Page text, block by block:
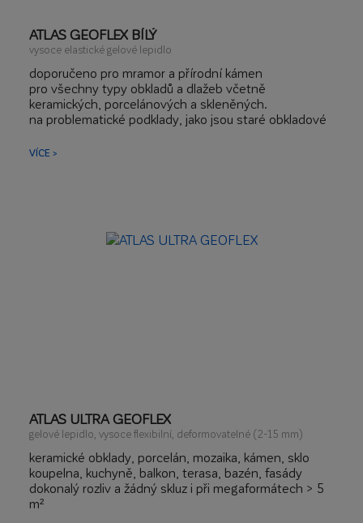
ATLAS GEOFLEX BÍLÝ
vysoce elastické gelové lepidlo
doporučeno pro mramor a přírodní kámen
pro všechny typy obkladů a dlažeb včetně
keramických, porcelánových a skleněných.
na problematické podklady, jako jsou staré obkladové
pro balkony, terasy, podlahové vytápění
VÍCE >
ATLAS ULTRA GEOFLEX
gelové lepidlo, vysoce flexibilní, deformovatelné (2-15 mm)
keramické obklady, porcelán, mozaika, kámen, sklo
koupelna, kuchyně, balkon, terasa, bazén, fasády
dokonalý rozliv a žádný skluz i při megaformátech > 5
m²